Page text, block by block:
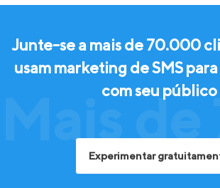
Mais
Junte-se a mais de 70.000
usam marketing de SMS
com seu público
Experimentar